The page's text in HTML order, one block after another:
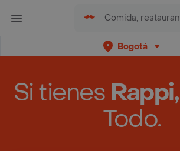
Bogotá
Si tienes Rappi,
Todo.